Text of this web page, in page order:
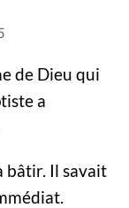
de Dieu qui
a
bâtir. Il savait